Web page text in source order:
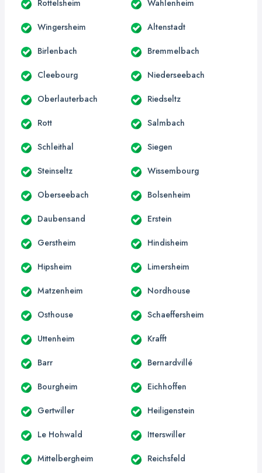
Rottelsheim Wahlenheim
Wingersheim Altenstadt
Birlenbach Bremmelbach
Cleebourg Niederseebach
Oberlauterbach Riedseltz
Rott Salmbach
Schleithal Siegen
Steinseltz Wissembourg
Oberseebach Bolsenheim
Daubensand Erstein
Gerstheim Hindisheim
Hipsheim Limersheim
Matzenheim Nordhouse
Osthouse Schaeffersheim
Uttenheim Krafft
Barr Bernardvillé
Bourgheim Eichhoffen
Gertwiller Heiligenstein
Le Hohwald Itterswiller
Mittelbergheim Reichsfeld